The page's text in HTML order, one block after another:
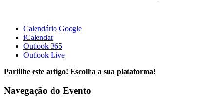
Calendário Google
iCalendar
Outlook 365
Outlook Live
Partilhe este artigo! Escolha a sua plataforma!
(necessário
Navegação do Evento